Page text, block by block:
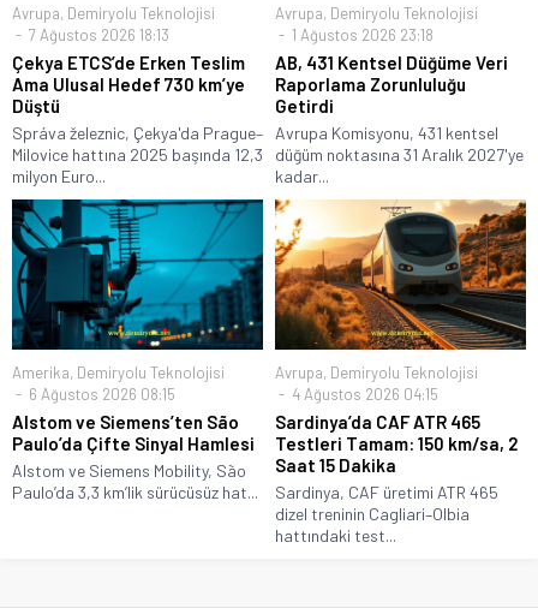
Avrupa, Demiryolu Teknolojisi
7 Ağustos 2026 18:13
Çekya ETCS’de Erken Teslim
Ama Ulusal Hedef 730 km’ye
Düştü
Správa železnic, Çekya'da Prague–
Milovice hattına 2025 başında 12,3
milyon Euro...
Avrupa, Demiryolu Teknolojisi
1 Ağustos 2026 23:18
AB, 431 Kentsel Düğüme Veri
Raporlama Zorunluluğu
Getirdi
Avrupa Komisyonu, 431 kentsel
düğüm noktasına 31 Aralık 2027'ye
kadar...
Amerika, Demiryolu Teknolojisi
6 Ağustos 2026 08:15
Alstom ve Siemens’ten São
Paulo’da Çifte Sinyal Hamlesi
Alstom ve Siemens Mobility, São
Paulo’da 3,3 km’lik sürücüsüz hat...
Avrupa, Demiryolu Teknolojisi
4 Ağustos 2026 04:15
Sardinya’da CAF ATR 465
Testleri Tamam: 150 km/sa, 2
Saat 15 Dakika
Sardinya, CAF üretimi ATR 465
dizel treninin Cagliari–Olbia
hattındaki test...